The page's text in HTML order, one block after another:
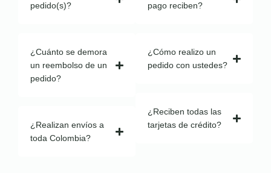
pedido(s)?
¿Cuánto se demora
un reembolso de un
pedido?
¿Realizan envíos a
toda Colombia?
pago reciben?
¿Cómo realizo un
pedido con ustedes?
¿Reciben todas las
tarjetas de crédito?